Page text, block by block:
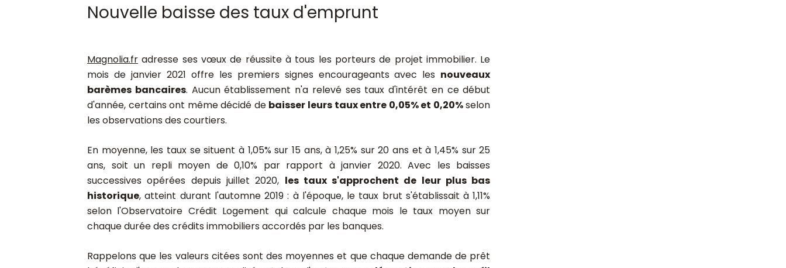
Nouvelle baisse des taux d'emprunt
Magnolia.fr adresse ses vœux de réussite à tous les porteurs de projet immobilier. Le
mois de janvier 2021 offre les premiers signes encourageants avec les nouveaux
barèmes bancaires. Aucun établissement n'a relevé ses taux d'intérêt en ce début
d'année, certains ont même décidé de baisser leurs taux entre 0,05% et 0,20%selon
les observations des courtiers.
En moyenne, les taux se situent à 1,05% sur 15 ans, à 1,25% sur 20 ans et à 1,45% sur 25
ans, soit un repli moyen de 0,10% par rapport à janvier 2020. Avec les baisses
successives opérées depuis juillet 2020, les taux s'approchent de leur plus bas
historique, atteint durant l'automne 2019 : à l'époque, le taux brut s'établissait à 1,11%
selon l'Observatoire Crédit Logement qui calcule chaque mois le taux moyen sur
chaque durée des crédits immobiliers accordés par les banques.
Rappelons que les valeurs citées sont des moyennes et que chaque demande de prêt